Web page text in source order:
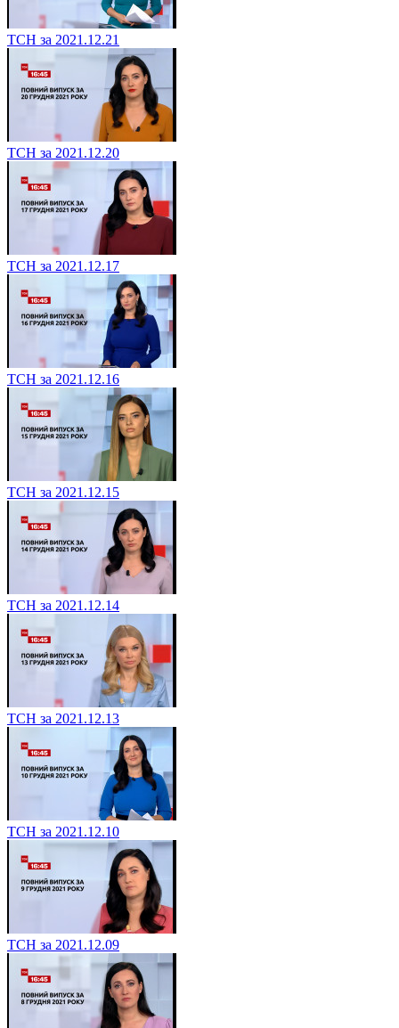
ТСН за 2021.12.21
ТСН за 2021.12.20
ТСН за 2021.12.17
ТСН за 2021.12.16
ТСН за 2021.12.15
ТСН за 2021.12.14
ТСН за 2021.12.13
ТСН за 2021.12.10
ТСН за 2021.12.09